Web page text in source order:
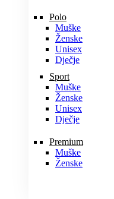
Polo
Muške
Ženske
Unisex
Dječje
Sport
Muške
Ženske
Unisex
Dječje
Premium
Muške
Ženske